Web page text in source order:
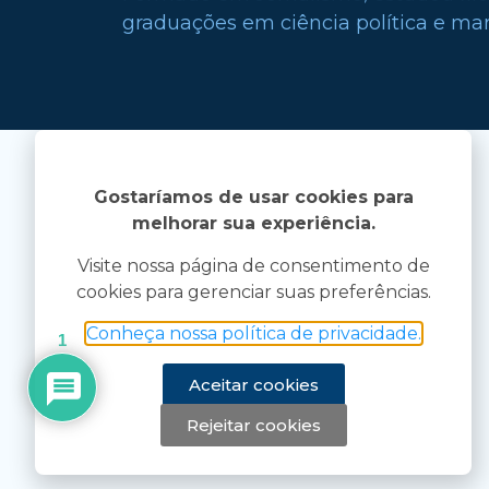
graduações em ciência política e
1
Gostaríamos de usar cookies para
melhorar sua experiência.
Visite nossa página de consentimento de
cookies para gerenciar suas preferências.
Conheça nossa política de privacidade.
Aceitar cookies
Rejeitar cookies